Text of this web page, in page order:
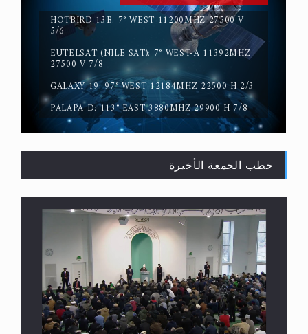
حقيقة المسيح الدجال
القرآن قاضٍ وحكمٌ على السنة ومهيمنٌ عليها.. ليس
العكس
HOTBIRD 13B: 7° WEST 11200MHZ 27500 V
5/6
EUTELSAT (NILE SAT): 7° WEST-A 11392MHZ
27500 V 7/8
GALAXY 19: 97° WEST 12184MHZ 22500 H 2/3
PALAPA D: 113° EAST 3880MHZ 29900 H 7/8
خطب الجمعة الأخيرة